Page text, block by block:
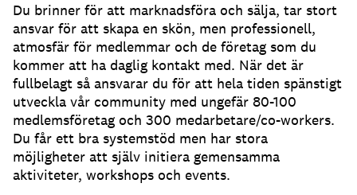
Du brinner för att marknadsföra och sälja, tar stort
ansvar för att skapa en skön, men professionell,
atmosfär för medlemmar och de företag som du
kommer att ha daglig kontakt med. När det är
fullbelagt så ansvarar du för att hela tiden spänstigt
utveckla vår community med ungefär 80-100
medlemsföretag och 300 medarbetare/co-workers.
Du får ett bra systemstöd men har stora
möjligheter att själv initiera gemensamma
aktiviteter, workshops och events.